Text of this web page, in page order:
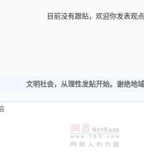
目前没有跟贴，欢迎你发表观点
文明社会，从理性发贴开始。谢绝地